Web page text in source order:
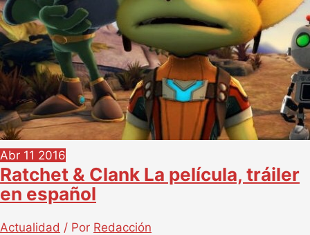
Abr 11 2016
Ratchet & Clank La película, tráiler
en español
Actualidad / Por Redacción